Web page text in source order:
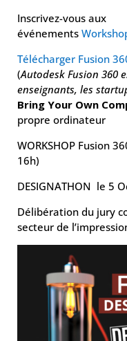
Inscrivez-vous aux
événements
Télécharger Fusion
(Autodesk Fusion 360
enseignants, les
Bring Your Own
propre ordinateur
WORKSHOP Fusion
16h)
DESIGNATHON le 5
Délibération du jury
secteur de